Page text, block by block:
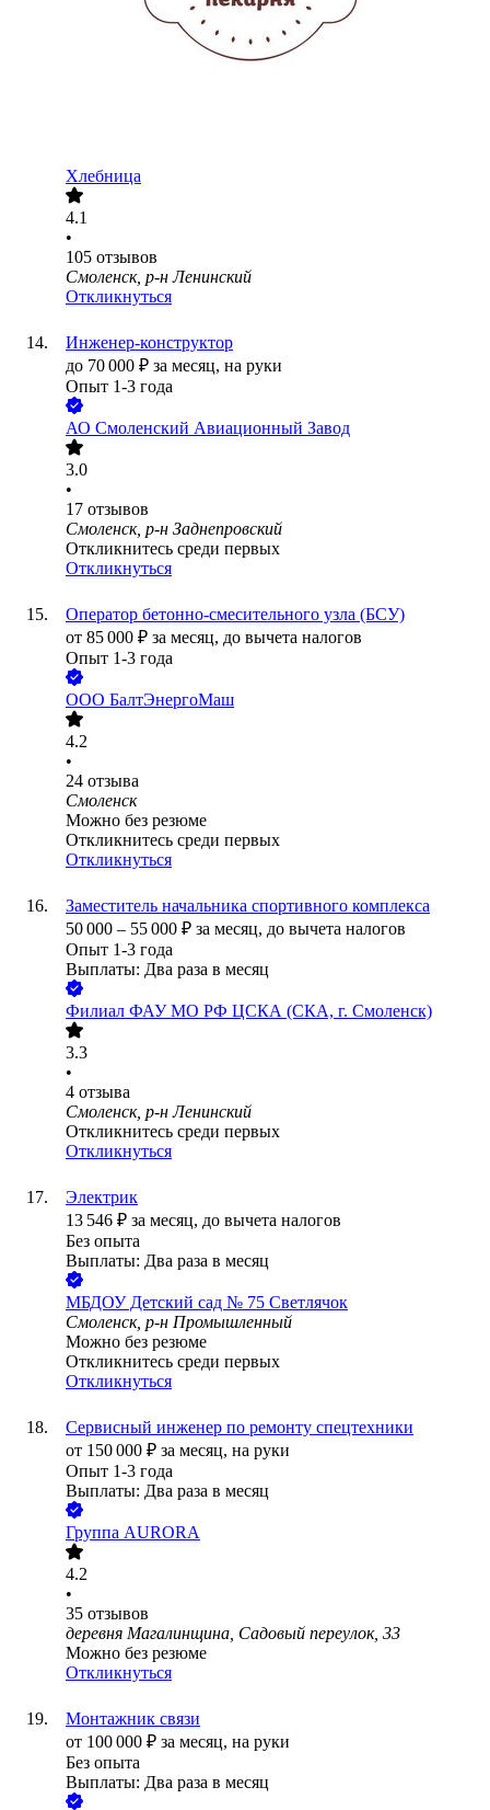
Хлебница
4.1
•
105 отзывов
Смоленск, р-н Ленинский
Откликнуться
Инженер-конструктор
до 70 000 ₽ за месяц, на руки
Опыт 1-3 года
АО Смоленский Авиационный Завод
3.0
•
17 отзывов
Смоленск, р-н Заднепровский
Откликнитесь среди первых
Откликнуться
Оператор бетонно-смесительного узла (БСУ)
от 85 000 ₽ за месяц, до вычета налогов
Опыт 1-3 года
ООО БалтЭнергоМаш
4.2
•
24 отзыва
Смоленск
Можно без резюме
Откликнитесь среди первых
Откликнуться
Заместитель начальника спортивного комплекса
50 000 – 55 000 ₽ за месяц, до вычета налогов
Опыт 1-3 года
Выплаты: Два раза в месяц
Филиал ФАУ МО РФ ЦСКА (СКА, г. Смоленск)
3.3
•
4 отзыва
Смоленск, р-н Ленинский
Откликнитесь среди первых
Откликнуться
Электрик
13 546 ₽ за месяц, до вычета налогов
Без опыта
Выплаты: Два раза в месяц
МБДОУ Детский сад № 75 Светлячок
Смоленск, р-н Промышленный
Можно без резюме
Откликнитесь среди первых
Откликнуться
Сервисный инженер по ремонту спецтехники
от 150 000 ₽ за месяц, на руки
Опыт 1-3 года
Выплаты: Два раза в месяц
Группа AURORA
4.2
•
35 отзывов
деревня Магалинщина, Садовый переулок, 33
Можно без резюме
Откликнуться
Монтажник связи
от 100 000 ₽ за месяц, на руки
Без опыта
Выплаты: Два раза в месяц